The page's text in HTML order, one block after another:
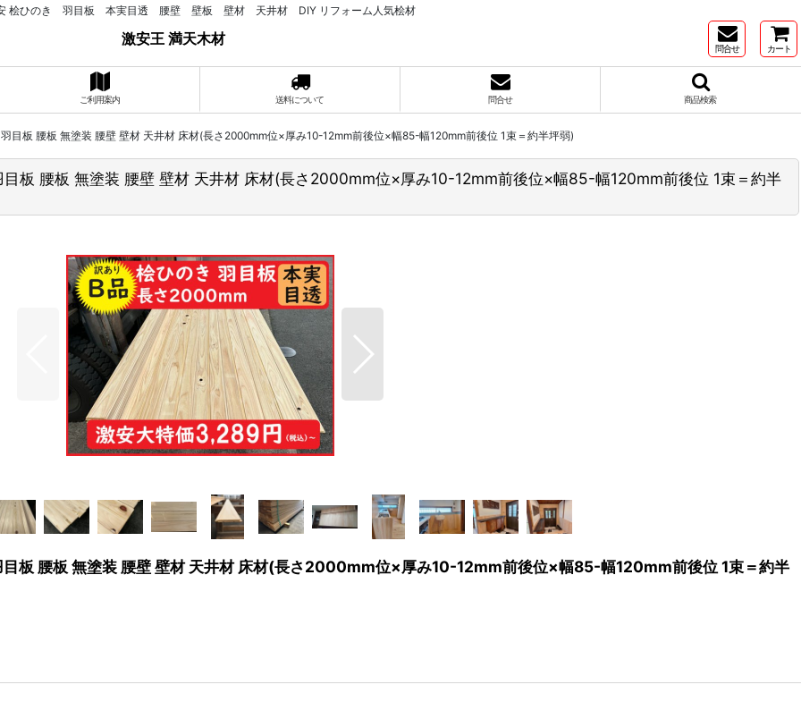
桧ひのき 羽目板 本実目透 腰壁 壁板 壁材 天井材 DIY リフォーム人気桧材
激安王 満天木材
問合せ カート
ご利用案内 送料について 問合せ 商品検索
目板 腰板 無塗装 腰壁 壁材 天井材 床材(長さ2000mm位×厚み10-12mm前後位×幅85-幅120mm前後位 1束＝約半坪弱)
板 腰板 無塗装 腰壁 壁材 天井材 床材(長さ2000mm位×厚み10-12mm前後位×幅85-幅120mm前後位 1束＝約半
板 腰板 無塗装 腰壁 壁材 天井材 床材(長さ2000mm位×厚み10-12mm前後位×幅85-幅120mm前後位 1束＝約半